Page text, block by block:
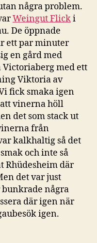
några problem.
Weingut Flicki
De öppnade
ett par minuter
en gård med
med ett
Viktoria av
fick smaka igen
att vinerna höll
det som stack ut
från
kalkhaltig så det
och inte så
Rhüdesheim där
det var just
några
där igen när
igen.